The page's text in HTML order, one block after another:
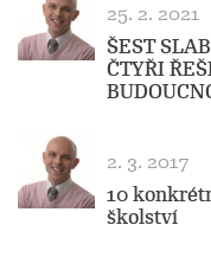
25. 2. 2021
ŠEST
ČTYŘI
2. 3. 2017
10
školství